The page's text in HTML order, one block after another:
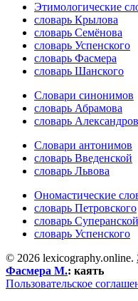
Этимологические
словарь Крылова
словарь Семёнова
словарь Успенского
словарь Фасмера
словарь Шанского
Словари синонимов
словарь Абрамова
словарь
Словари антонимов
словарь Введенской
словарь Львова
Ономастические
словарь Петровского
словарь Суперанской
словарь Успенского
© 2026 lexicography.online.
Фасмера М.: каять
Пользовательское